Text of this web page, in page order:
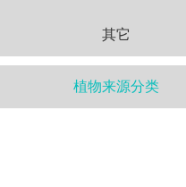
其它
植物来源分类